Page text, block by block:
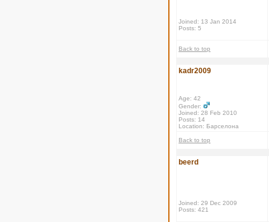
Joined: 13 Jan 2014
Posts: 5
Back to top
kadr2009
Age: 42
Gender:
Joined: 28 Feb 2010
Posts: 14
Location: Барселона
Back to top
beerd
Joined: 29 Dec 2009
Posts: 421